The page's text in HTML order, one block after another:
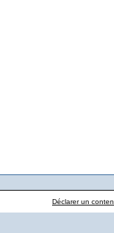
Déclarer un